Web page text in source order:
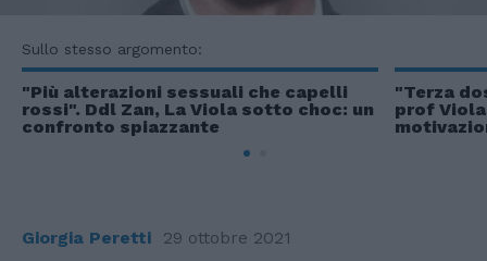
Sullo stesso argomento:
"Più alterazioni sessuali che capelli
rossi". Ddl Zan, La Viola sotto choc: un
confronto spiazzante
"Terza
prof
Giorgia Peretti 29 ottobre 2021